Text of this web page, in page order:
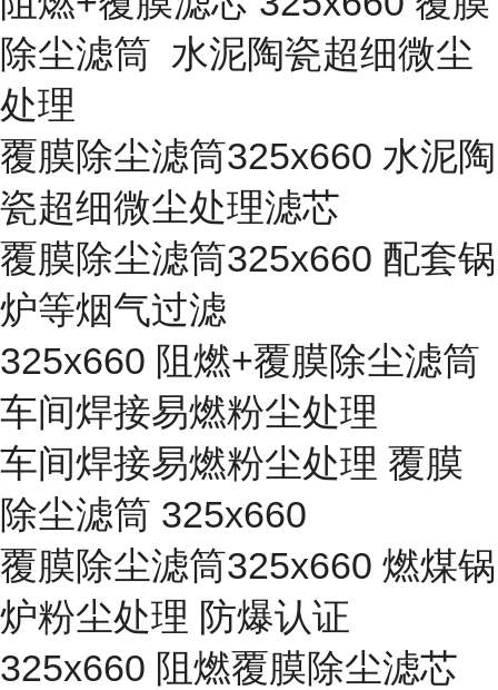
除尘滤筒 水泥陶瓷超细微尘
处理
覆膜除尘滤筒325x660 水泥陶
瓷超细微尘处理滤芯
覆膜除尘滤筒325x660 配套锅
炉等烟气过滤
325x660 阻燃+覆膜除尘滤筒
车间焊接易燃粉尘处理
车间焊接易燃粉尘处理 覆膜
除尘滤筒 325x660
覆膜除尘滤筒325x660 燃煤锅
炉粉尘处理 防爆认证
325x660 阻燃覆膜除尘滤芯